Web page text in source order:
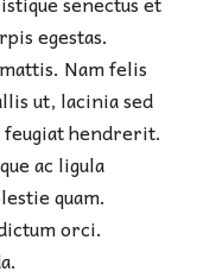
egestas.
Nam felis
ut, lacinia sed
feugiat hendrerit.
ac ligula
quam.
orci.